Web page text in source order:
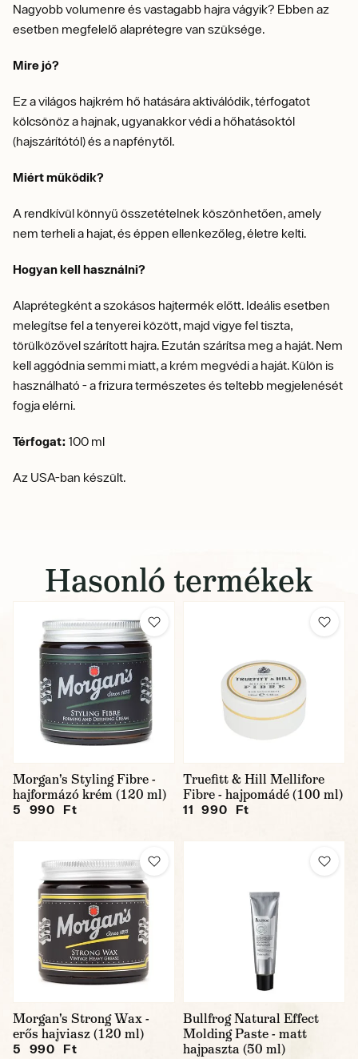
Nagyobb volumenre és vastagabb hajra vágyik? Ebben az
esetben megfelelő alaprétegre van szüksége.
Mire jó?
Ez a világos hajkrém hő hatására aktiválódik, térfogatot
kölcsönöz a hajnak, ugyanakkor védi a hőhatásoktól
(hajszárítótól) és a napfénytől.
Miért működik?
A rendkívül könnyű összetételnek köszönhetően, amely
nem terheli a hajat, és éppen ellenkezőleg, életre kelti.
Hogyan kell használni?
Alaprétegként a szokásos hajtermék előtt. Ideális esetben
melegítse fel a tenyerei között, majd vigye fel tiszta,
törülközővel szárított hajra. Ezután szárítsa meg a haját. Nem
kell aggódnia semmi miatt, a krém megvédi a haját. Külön is
használható - a frizura természetes és teltebb megjelenését
fogja elérni.
Térfogat: 100 ml
Az USA-ban készült.
Hasonló termékek
Morgan's Styling Fibre -
hajformázó krém (120 ml)
5 990 Ft
Truefitt & Hill Mellifore
Fibre - hajpomádé (100 ml)
11 990 Ft
Morgan's Strong Wax -
erős hajviasz (120 ml)
5 990 Ft
Bullfrog Natural Effect
Molding Paste - matt
hajpaszta (50 ml)